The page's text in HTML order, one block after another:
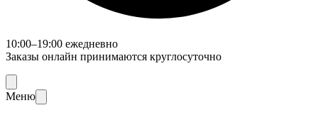
10:00–19:00 ежедневно
Заказы онлайн принимаются круглосуточно
Меню